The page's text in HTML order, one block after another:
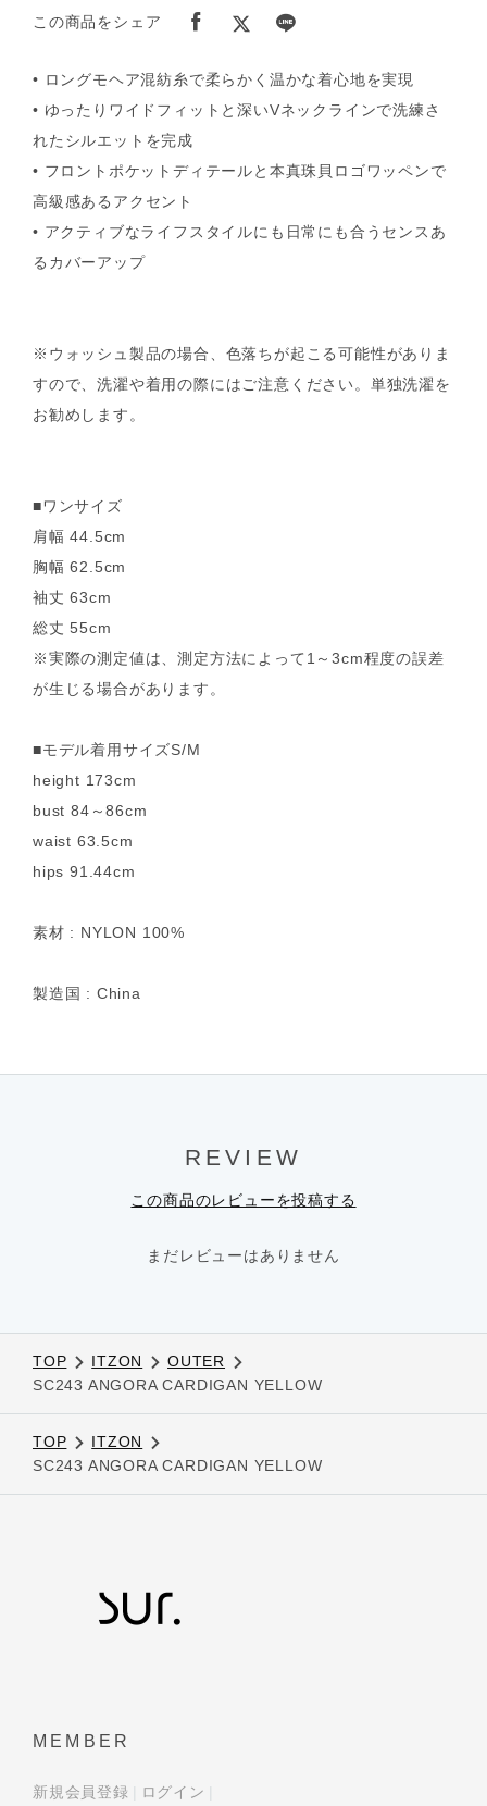
この商品をシェア
• ロングモヘア混紡糸で柔らかく温かな着心地を実現
• ゆったりワイドフィットと深いVネックラインで洗練さ
れたシルエットを完成
• フロントポケットディテールと本真珠貝ロゴワッペンで
高級感あるアクセント
• アクティブなライフスタイルにも日常にも合うセンスあ
るカバーアップ
※ウォッシュ製品の場合、色落ちが起こる可能性がありま
すので、洗濯や着用の際にはご注意ください。単独洗濯を
お勧めします。
■ワンサイズ
肩幅 44.5cm
胸幅 62.5cm
袖丈 63cm
総丈 55cm
※実際の測定値は、測定方法によって1～3cm程度の誤差
が生じる場合があります。
■モデル着用サイズS/M
height 173cm
bust 84～86cm
waist 63.5cm
hips 91.44cm
素材 : NYLON 100%
製造国 : China
REVIEW
この商品のレビューを投稿する
まだレビューはありません
TOP ITZON
OUTER
SC243 ANGORA CARDIGAN YELLOW
TOP
ITZON
SC243 ANGORA CARDIGAN YELLOW
MEMBER
新規会員登録 ログイン